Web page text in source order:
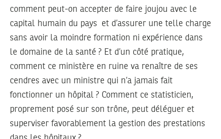
comment peut-on accepter de faire joujou avec le
capital humain du pays et d’assurer une telle charge
sans avoir la moindre formation ni expérience dans
le domaine de la santé ? Et d’un côté pratique,
comment ce ministère en ruine va renaître de ses
cendres avec un ministre qui n’a jamais fait
fonctionner un hôpital ? Comment ce statisticien,
proprement posé sur son trône, peut déléguer et
superviser favorablement la gestion des prestations